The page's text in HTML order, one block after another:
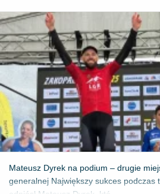
Mateusz Dyrek na podium – drugie
generalnej Największy sukces podczas